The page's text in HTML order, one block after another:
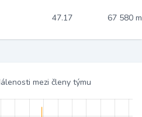
47.17 67 580
mezi členy týmu